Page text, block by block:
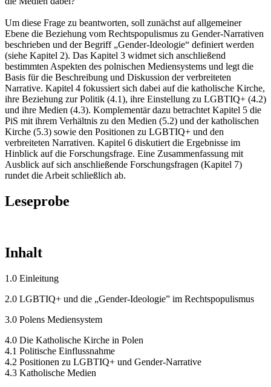
Um diese Frage zu beantworten, soll zunächst auf allgemeiner
Ebene die Beziehung vom Rechtspopulismus zu Gender-Narrativen
beschrieben und der Begriff „Gender-Ideologie“ definiert werden
(siehe Kapitel 2). Das Kapitel 3 widmet sich anschließend
bestimmten Aspekten des polnischen Mediensystems und legt die
Basis für die Beschreibung und Diskussion der verbreiteten
Narrative. Kapitel 4 fokussiert sich dabei auf die katholische Kirche,
ihre Beziehung zur Politik (4.1), ihre Einstellung zu LGBTIQ+ (4.2)
und ihre Medien (4.3). Komplementär dazu betrachtet Kapitel 5 die
PiS mit ihrem Verhältnis zu den Medien (5.2) und der katholischen
Kirche (5.3) sowie den Positionen zu LGBTIQ+ und den
verbreiteten Narrativen. Kapitel 6 diskutiert die Ergebnisse im
Hinblick auf die Forschungsfrage. Eine Zusammenfassung mit
Ausblick auf sich anschließende Forschungsfragen (Kapitel 7)
rundet die Arbeit schließlich ab.
Leseprobe
Inhalt
1.0 Einleitung
2.0 LGBTIQ+ und die „Gender-Ideologie” im Rechtspopulismus
3.0 Polens Mediensystem
4.0 Die Katholische Kirche in Polen
4.1 Politische Einflussnahme
4.2 Positionen zu LGBTIQ+ und Gender-Narrative
4.3 Katholische Medien